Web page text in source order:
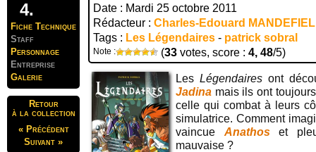
Fiche Technique
Staff
Personnage
Entreprise
Galerie
Retour
à la collection
« Précédent
Suivant »
Date : Mardi 25 octobre 2011
Rédacteur : Charles-Edouard
Tags : Les Légendaires - patrick sobral
Note : (33 votes, score : 4, 48/5)
Les Légendairesont
Jadina mais ils ont
celle qui combat à leurs
simulatrice. Comment
vaincue Anathos
et
mauvaise ?